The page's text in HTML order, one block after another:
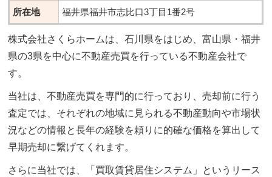
所在地 福井県福井市志比口3丁目1番2号
株式会社さくらホームは、石川県をはじめ、富山県・福井
県の3県を中心に不動産売買を行っている不動産会社で
す。
当社は、不動産売買を専門的に行っており、売却前に行う
査定では、それぞれの地域に見られる不動産動向や市場状
況などの情報と長年の経験を頼りに的確な価格を算出して
早期売却に繋げてくれます。
さらに当社では、「買取賃貸居住システム」というリース